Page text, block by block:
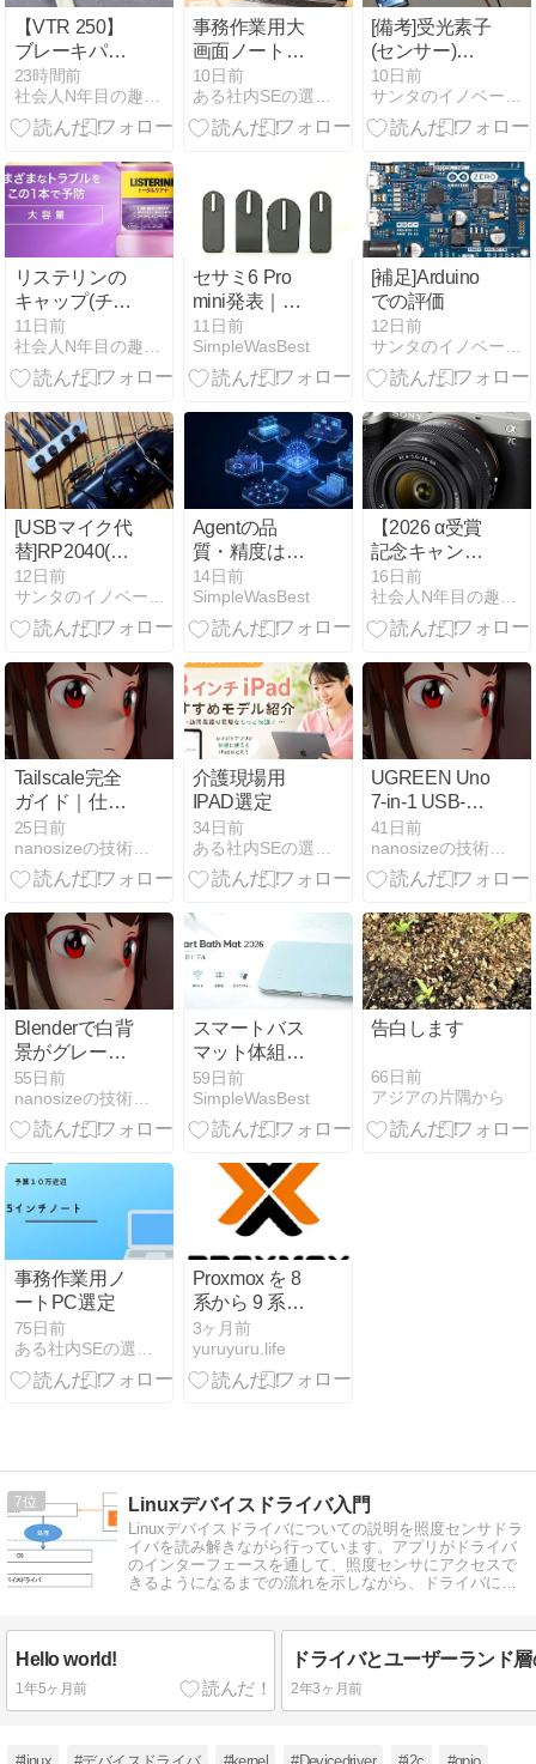
【VTR 250】
ブレーキパッ
ド、ブレーキ
ローターの点
検、ブレーキ
定、リアブレ
ーキローター
流用
23時間前
社会人N年目の趣味記録
事務作業用大
画面ノートPC
の選定
10日前
ある社内SEの選定品
[備考]受光素子
(センサー)と
してのソーラ
ーパネル
10日前
サンタのイノベーションブログ
リステリンの
キャップ(チャ
イルドレジス
タンスキャッ
プ)の仕組みに
11日前
社会人N年目の趣味記録
セサミ6 Pro
mini発表｜引
き戸のスマー
トロック化
に、ようやく
肢が出てきた
11日前
SimpleWasBest
[補足]Arduino
での評価
12日前
サンタのイノベーションブログ
[USBマイク代
替]RP2040(USB-
Audio)
12日前
サンタのイノベーションブログ
Agentの品
質・精度はモ
デルを替える
だけでは上が
らない。実用
ための設計順
序
14日前
SimpleWasBest
【2026 α受賞
記念キャンペ
ーン】Sonyの
カメラを買っ
た際のキャッ
ャンペーンに
応募した際の
メモ
16日前
社会人N年目の趣味記録
Tailscale完全
ガイド｜仕組
み・料金・使
い方・セキュ
リティを初心
25日前
介護現場用
IPAD選定
34日前
UGREEN Uno
7-in-1 USB-C
ハブをレビュ
ー。4K 60Hz
対応で
の外部モニタ
ー用にちょう
どいい
41日前
Blenderで白背
景がグレーに
なる原因と直
し方【AgX／
カラーマネジ
55日前
スマートバス
マット体組成
計モデル
（2026）は何
が変わった？
利用者目線で
59日前
SimpleWasBest
告白します
66日前
アジアの片隅から
事務作業用ノ
ートPC選定
75日前
Proxmox を 8
系から 9 系へ
アップグレー
ド
3ヶ月前
yuruyuru.life
7 Linuxデバイスドライバ入門
Linuxデバイスドライバについての説明を照度センサドラ
イバを読み解きながら行っています。アプリがドライバ
のインターフェースを通して、照度センサにアクセスで
きるようになるまでの流れを示しながら、ドライバに関
Hello world!
1年5ヶ月前
ドライバとユーザーランド
2年3ヶ月前